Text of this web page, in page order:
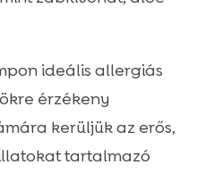
ideális allergiás
érzékeny
kerüljük az erős,
tartalmazó